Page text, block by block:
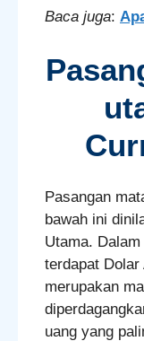
Baca juga:
Pasangan
bawah ini
Utama.
terdapat
merupakan
uang yang